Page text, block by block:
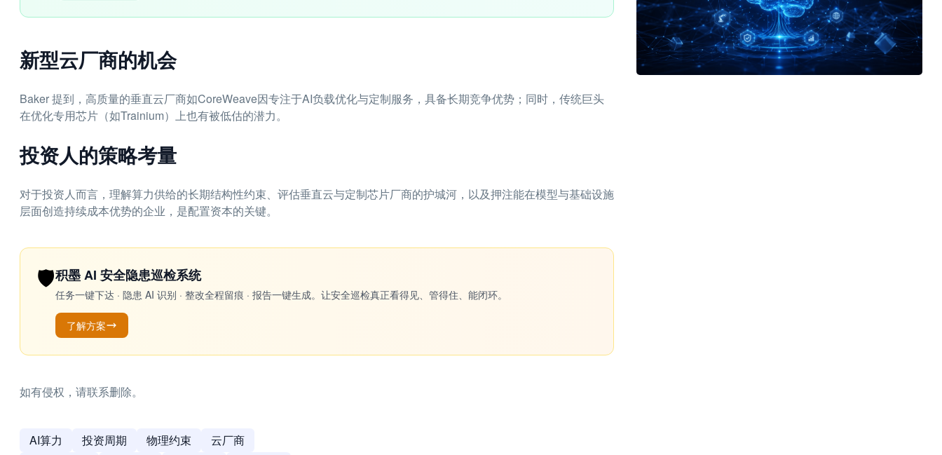
新型云厂商的机会
Baker 提到，高质量的垂直云厂商如CoreWeave因专注于AI负载优化与定制服务，具备长期竞争优势；同时，传统巨头
在优化专用芯片（如Trainium）上也有被低估的潜力。
投资人的策略考量
对于投资人而言，理解算力供给的长期结构性约束、评估垂直云与定制芯片厂商的护城河，以及押注能在模型与基础设施
层面创造持续成本优势的企业，是配置资本的关键。
🛡️积墨 AI 安全隐患巡检系统
任务一键下达 · 隐患 AI 识别 · 整改全程留痕 · 报告一键生成。让安全巡检真正看得见、管得住、能闭环。
了解方案
如有侵权，请联系删除。
AI算力 投资周期 物理约束
云厂商